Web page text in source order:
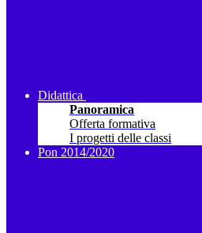
Didattica
Panoramica
Offerta formativa
I progetti delle classi
Pon 2014/2020